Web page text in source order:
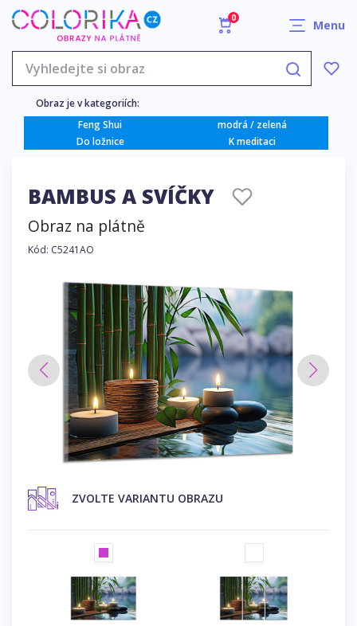
0 Menu
Obraz je v kategoriích:
Feng Shui
modrá / zelená
Do ložnice
K meditaci
BAMBUS A SVÍČKY
Obraz na plátně
Kód: C5241AO
ZVOLTE VARIANTU OBRAZU